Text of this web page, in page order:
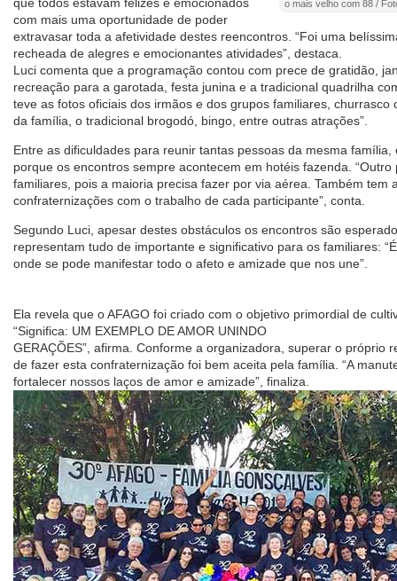
o mais velho com 88 /
com mais uma oportunidade de poder
extravasar toda a afetividade destes reencontros. “Foi uma
recheada de alegres e emocionantes atividades”, destaca.
Luci comenta que a programação contou com prece de gratidão,
recreação para a garotada, festa junina e a tradicional quadrilha
teve as fotos oficiais dos irmãos e dos grupos familiares, churrasco
da família, o tradicional brogodó, bingo, entre outras atrações”.
Entre as dificuldades para reunir tantas pessoas da mesma
porque os encontros sempre acontecem em hotéis fazenda.
familiares, pois a maioria precisa fazer por via aérea. Também tem
confraternizações com o trabalho de cada participante”, conta.
Segundo Luci, apesar destes obstáculos os encontros são
representam tudo de importante e significativo para os familiares:
onde se pode manifestar todo o afeto e amizade que nos une”.
Ela revela que o AFAGO foi criado com o objetivo primordial de
“Significa: UM EXEMPLO DE AMOR UNINDO
GERAÇÕES”, afirma. Conforme a organizadora, superar o próprio
de fazer esta confraternização foi bem aceita pela família. “A
fortalecer nossos laços de amor e amizade”, finaliza.